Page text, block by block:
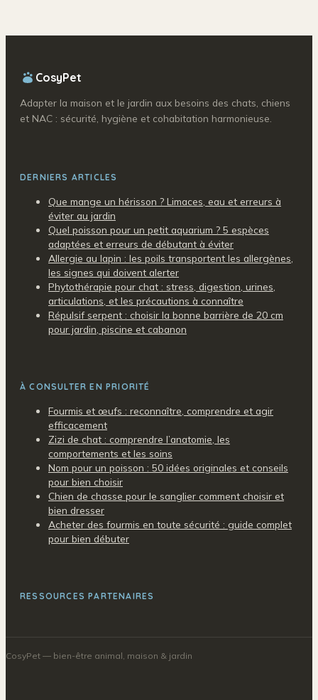
CosyPet
Adapter la maison et le jardin aux besoins des chats, chiens
et NAC : sécurité, hygiène et cohabitation harmonieuse.
DERNIERS ARTICLES
Que mange un hérisson ? Limaces, eau et erreurs à
éviter au jardin
Quel poisson pour un petit aquarium ? 5 espèces
adaptées et erreurs de débutant à éviter
Allergie au lapin : les poils transportent les allergènes,
les signes qui doivent alerter
Phytothérapie pour chat : stress, digestion, urines,
articulations, et les précautions à connaître
Répulsif serpent : choisir la bonne barrière de 20 cm
pour jardin, piscine et cabanon
À CONSULTER EN PRIORITÉ
Fourmis et œufs : reconnaître, comprendre et agir
efficacement
Zizi de chat : comprendre l’anatomie, les
comportements et les soins
Nom pour un poisson : 50 idées originales et conseils
pour bien choisir
Chien de chasse pour le sanglier comment choisir et
bien dresser
Acheter des fourmis en toute sécurité : guide complet
pour bien débuter
RESSOURCES PARTENAIRES
CosyPet — bien-être animal, maison & jardin